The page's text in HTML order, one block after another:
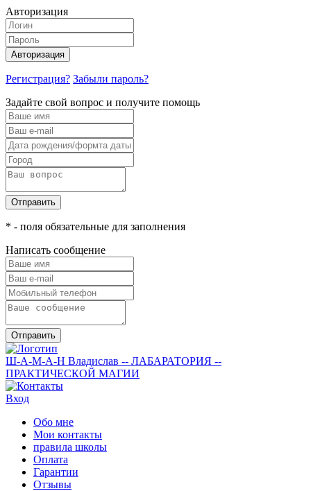
Авторизация
Авторизация
Регистрация? Забыли пароль?
Задайте свой вопрос и получите помощь
Отправить
* - поля обязательные для заполнения
Написать сообщение
Отправить
Ш-А-М-А-Н Владислав -- ЛАБАРАТОРИЯ --
ПРАКТИЧЕСКОЙ МАГИИ
Вход
Обо мне
Мои контакты
правила школы
Оплата
Гарантии
Отзывы